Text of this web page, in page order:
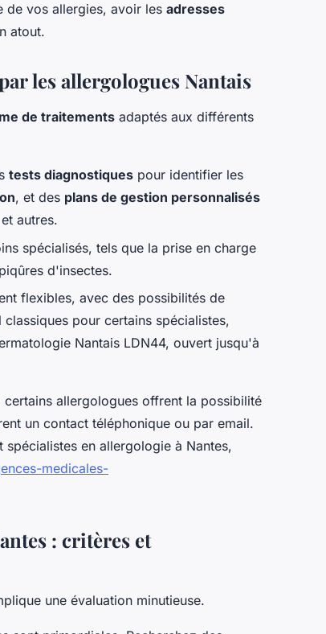
de vos allergies, avoir les adresses
atout.
les allergologues Nantais
de traitements adaptés aux différents
tests diagnostiques pour identifier les
, et des plans de gestion personnalisés
autres.
spécialisés, tels que la prise en charge
d'insectes.
flexibles, avec des possibilités de
pour certains spécialistes,
Nantais LDN44, ouvert jusqu'à
allergologues offrent la possibilité
un contact téléphonique ou par email.
en allergologie à Nantes,
medicales-
: critères et
une évaluation minutieuse.